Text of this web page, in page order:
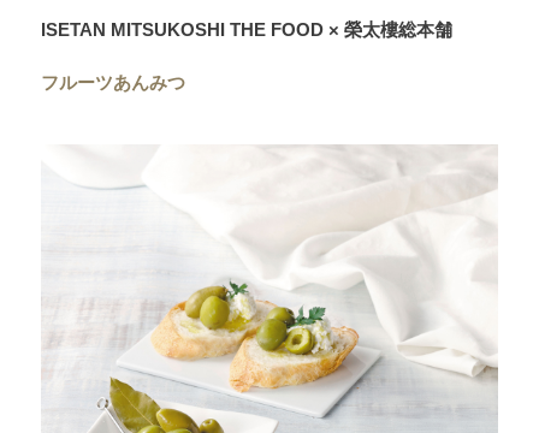
ISETAN MITSUKOSHI THE FOOD × 榮太樓総本舗
フルーツあんみつ